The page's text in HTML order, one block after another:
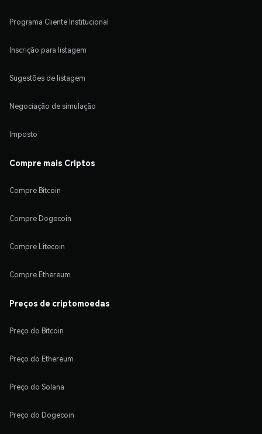
Programa Cliente Institucional
Inscrição para listagem
Sugestões de listagem
Negociação de simulação
Imposto
Compre mais Criptos
Compre Bitcoin
Compre Dogecoin
Compre Litecoin
Compre Ethereum
Preços de criptomoedas
Preço do Bitcoin
Preço do Ethereum
Preço do Solana
Preço do Dogecoin